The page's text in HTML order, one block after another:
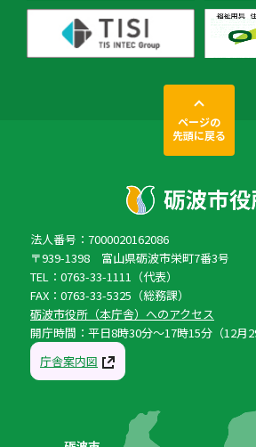
ページの
先頭に戻る
法人番号：7000020162086
〒939-1398 富山県砺波市栄町7番3号
TEL：0763-33-1111（代表）
FAX：0763-33-5325（総務課）
砺波市役所（本庁舎）へのアクセス
開庁時間：平日8時30分〜17時15分（12月
庁舎案内図